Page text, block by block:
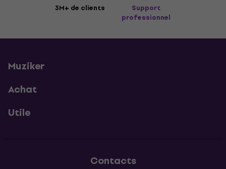
3M+ de clients
Support
professionnel
Muziker
Achat
Utile
Contacts